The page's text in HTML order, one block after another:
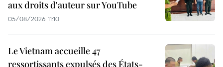
aux droits d'auteur sur YouTube
05/08/2026 11:10
Le Vietnam accueille 47
ressortissants expulsés des États-